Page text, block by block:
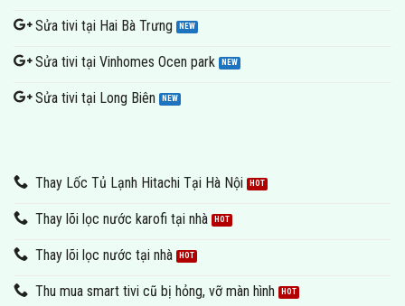
Sửa tivi tại Hai Bà Trưng
Sửa tivi tại Vinhomes Ocen park
Sửa tivi tại Long Biên
Thay Lốc Tủ Lạnh Hitachi Tại Hà Nội
Thay lõi lọc nước karofi tại nhà
Thay lõi lọc nước tại nhà
Thu mua smart tivi cũ bị hỏng, vỡ màn hình